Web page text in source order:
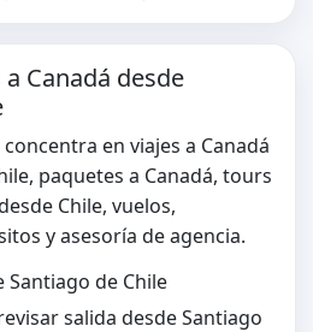
Canadá desde
en viajes a Canadá
paquetes a Canadá, tours
Chile, vuelos,
y asesoría de agencia.
Santiago de Chile
salida desde Santiago